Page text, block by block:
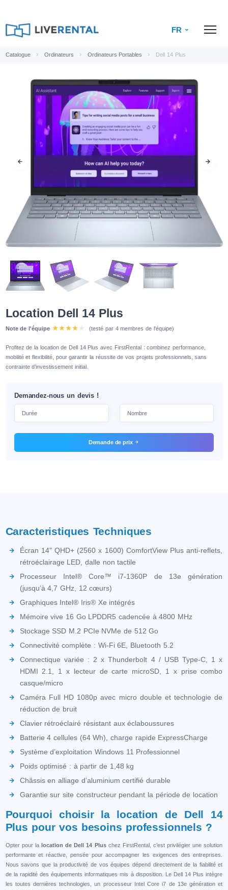
FR
Catalogue Ordinateurs Ordinateurs Portables Dell 14 Plus
Location Dell 14 Plus
Note de l'équipe (testé par 4 membres de l'équipe)
Profitez de la location de Dell 14 Plus avec FirstRental : combinez performance,
mobilité et flexibilité, pour garantir la réussite de vos projets professionnels, sans
contrainte d’investissement initial.
Demandez-nous un devis !
Demande de prix
Caracteristiques Techniques
Écran 14" QHD+ (2560 x 1600) ComfortView Plus anti-reflets,
rétroéclairage LED, dalle non tactile
Processeur Intel® Core™ i7-1360P de 13e génération
(jusqu’à 4,7 GHz, 12 cœurs)
Graphiques Intel® Iris® Xe intégrés
Mémoire vive 16 Go LPDDR5 cadencée à 4800 MHz
Stockage SSD M.2 PCIe NVMe de 512 Go
Connectivité complète : Wi-Fi 6E, Bluetooth 5.2
Connectique variée : 2 x Thunderbolt 4 / USB Type-C, 1 x
HDMI 2.1, 1 x lecteur de carte microSD, 1 x prise combo
casque/micro
Caméra Full HD 1080p avec micro double et technologie de
réduction de bruit
Clavier rétroéclairé résistant aux éclaboussures
Batterie 4 cellules (64 Wh), charge rapide ExpressCharge
Système d’exploitation Windows 11 Professionnel
Poids optimisé : à partir de 1,48 kg
Châssis en alliage d’aluminium certifié durable
Garantie sur site constructeur pendant la période de location
Pourquoi choisir la location de Dell 14
Plus pour vos besoins professionnels ?
Opter pour la location de Dell 14 Pluschez FirstRental, c’est privilégier une solution
performante et réactive, pensée pour accompagner les exigences des entreprises.
Nous savons que la productivité de vos équipes dépend directement de la fiabilité et
de la rapidité des équipements informatiques mis à disposition. Le Dell 14 Plus intègre
les toutes dernières technologies, un processeur Intel Core i7 de 13e génération et